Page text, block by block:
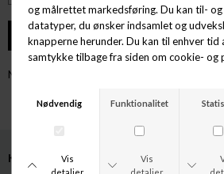
Nulstil kodeord
KONTAKT
OM OS